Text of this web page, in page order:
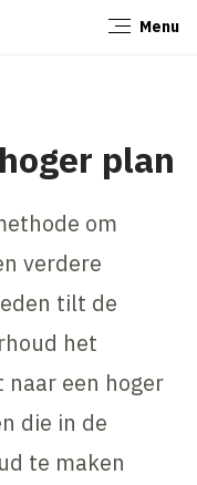
Menu
plan
om
verdere
tilt de
het
een hoger
die in de
te maken
Sluiten